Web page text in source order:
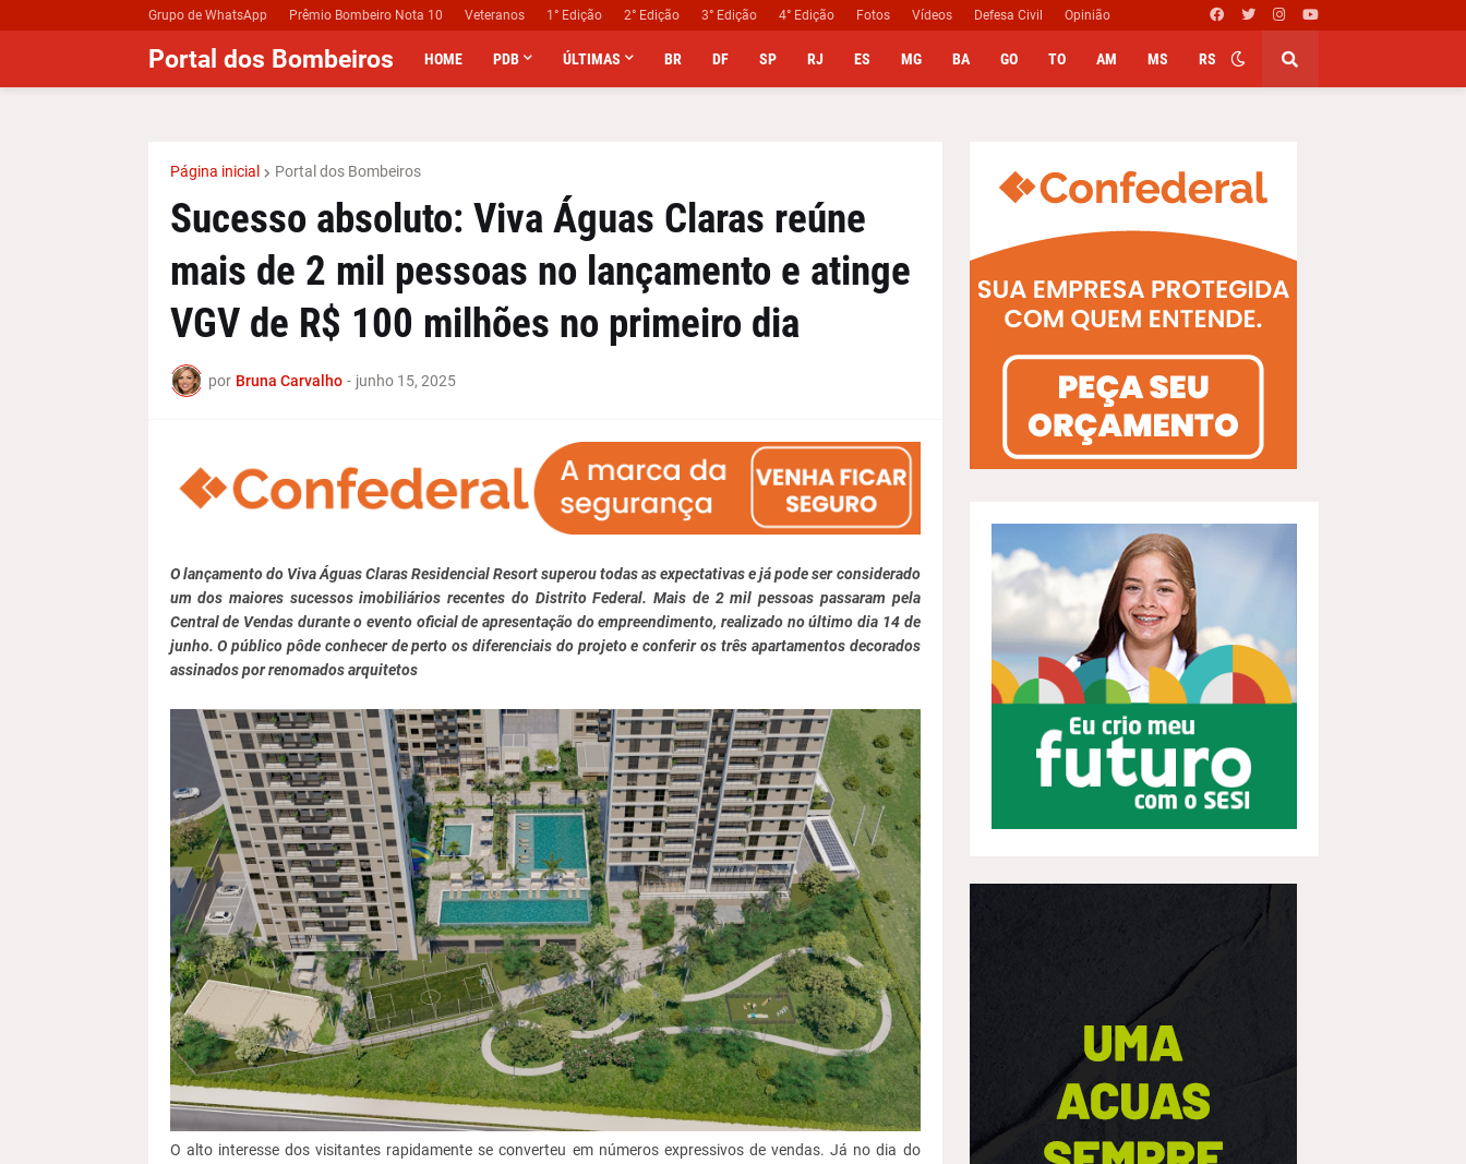
Grupo de WhatsApp Prêmio Bombeiro Nota 10 Veteranos 1° Edição 2° Edição 3° Edição 4° Edição Fotos Vídeos Defesa Civil Opinião
Portal dos Bombeiros HOME PDB ÚLTIMAS BR DF SP RJ ES MG BA GO TO AM MS RS
Página inicial Portal dos Bombeiros
Sucesso absoluto: Viva Águas Claras reúne
mais de 2 mil pessoas no lançamento e atinge
VGV de R$ 100 milhões no primeiro dia
por Bruna Carvalho - junho 15, 2025
O lançamento do Viva Águas Claras Residencial Resort superou todas as expectativas e já pode ser considerado
um dos maiores sucessos imobiliários recentes do Distrito Federal. Mais de 2 mil pessoas passaram pela
Central de Vendas durante o evento oficial de apresentação do empreendimento, realizado no último dia 14 de
junho. O público pôde conhecer de perto os diferenciais do projeto e conferir os três apartamentos decorados
assinados por renomados arquitetos
O alto interesse dos visitantes rapidamente se converteu em números expressivos de vendas. Já no dia do